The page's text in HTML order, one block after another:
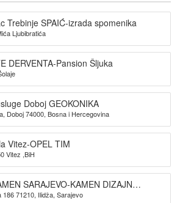
Trebinje SPAIĆ-izrada spomenika
Ljubibratića
DERVENTA-Pansion Šljuka
Doboj GEOKONIKA
Doboj 74000, Bosna i Hercegovina
Vitez-OPEL TIM
Vitez ,BiH
SARAJEVO-KAMEN DIZAJN
71210, Ilidža, Sarajevo